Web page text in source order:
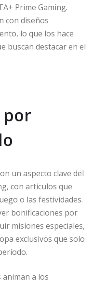
Prime Gaming.
con diseños
lo que los hace
buscan destacar en el
por
un aspecto clave del
con artículos que
o las festividades.
bonificaciones por
misiones especiales,
exclusivos que solo
animan a los